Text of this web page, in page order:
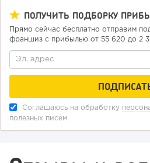
«Прибыль 20 млн в год, а я ездил
интернет-магазине...
ПОЛУЧИТЬ ПОДБОРКУ
Прямо сейчас бесплатно отправим
франшиз с прибылью от 55 620 до 2
Соглашаюсь на обработку
полезных писем.